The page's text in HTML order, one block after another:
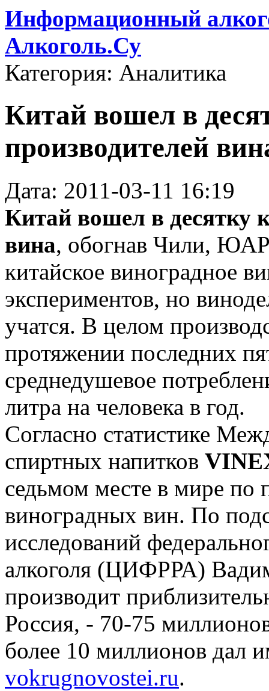
Информационный
Алкоголь.Су
Категория: Аналитика
Китай вошел в
производителей
Дата: 2011-03-11 16:19
Китай вошел в десятку
вина, обогнав Чили,
китайское виноградное
экспериментов, но
учатся. В целом
протяжении последних
среднедушевое
литра на человека в год.
Согласно статистике
спиртных напитков
седьмом месте в мире по
виноградных вин. По
исследований
алкоголя (ЦИФРРА)
производит
Россия, - 70-75
более 10 миллионов дал
vokrugnovostei.ru.